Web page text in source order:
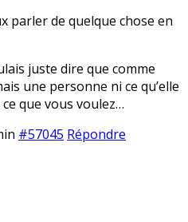
parler de quelque chose en
juste dire que comme
une personne ni ce qu’elle
que vous voulez…
#57045 Répondre